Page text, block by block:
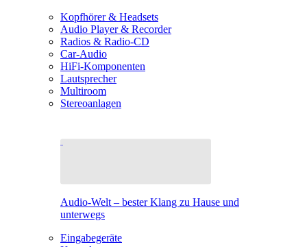
Kopfhörer & Headsets
Audio Player & Recorder
Radios & Radio-CD
Car-Audio
HiFi-Komponenten
Lautsprecher
Multiroom
Stereoanlagen
Audio-Welt – bester Klang zu Hause und
unterwegs
Eingabegeräte